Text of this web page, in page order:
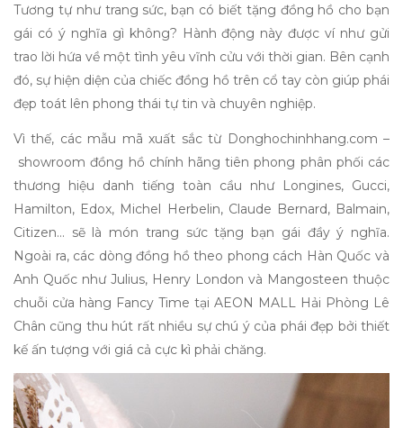
Tương tự như trang sức, bạn có biết tặng đồng hồ cho bạn
gái có ý nghĩa gì không? Hành động này được ví như gửi
trao lời hứa về một tình yêu vĩnh cửu với thời gian. Bên cạnh
đó, sự hiện diện của chiếc đồng hồ trên cổ tay còn giúp phái
đẹp toát lên phong thái tự tin và chuyên nghiệp.
Vì thế, các mẫu mã xuất sắc từ Donghochinhhang.com –
showroom đồng hồ chính hãng tiên phong phân phối các
thương hiệu danh tiếng toàn cầu như Longines, Gucci,
Hamilton, Edox, Michel Herbelin, Claude Bernard, Balmain,
Citizen… sẽ là món trang sức tặng bạn gái đầy ý nghĩa.
Ngoài ra, các dòng đồng hồ theo phong cách Hàn Quốc và
Anh Quốc như Julius, Henry London và Mangosteen thuộc
chuỗi cửa hàng Fancy Time tại AEON MALL Hải Phòng Lê
Chân cũng thu hút rất nhiều sự chú ý của phái đẹp bởi thiết
kế ấn tượng với giá cả cực kì phải chăng.